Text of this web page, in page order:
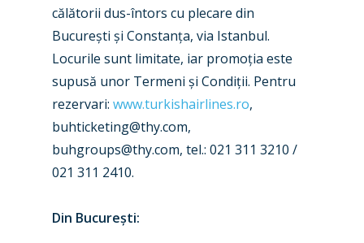
călătorii dus-întors cu plecare din
București și Constanța, via Istanbul.
Locurile sunt limitate, iar promoția este
supusă unor Termeni și Condiții. Pentru
rezervari: www.turkishairlines.ro,
buhticketing@thy.com,
buhgroups@thy.com, tel.: 021 311 3210 /
021 311 2410.
Din București: